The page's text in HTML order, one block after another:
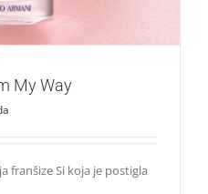
My Way
franšize Si koja je postigla